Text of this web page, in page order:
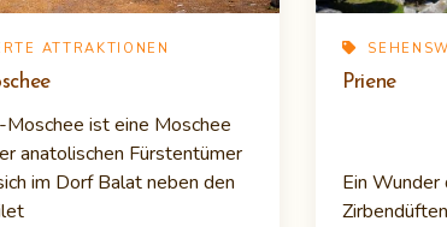
ATTRAKTIONEN
ist eine Moschee
anatolischen Fürstentümer
im Dorf Balat neben den
Priene
Ein
Zirbendüften